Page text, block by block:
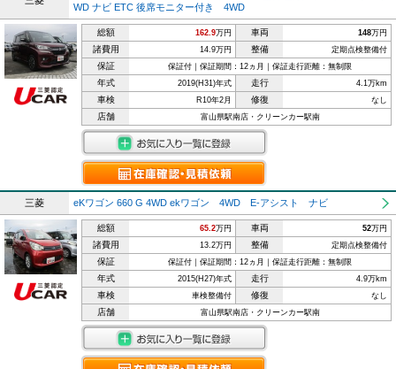
WD ナビ ETC 後席モニター付き 4WD
総額 162.9万円 車両 148万円
諸費用 14.9万円 整備 定期点検整備付
保証 保証付｜保証期間：12ヵ月｜保証走行距離：無制限
年式 2019(H31)年式 走行 4.1万km
車検 R10年2月 修復 なし
店舗 富山県駅南店・クリーンカー駅南
三菱 eKワゴン 660 G 4WD ekワゴン 4WD E-アシスト ナビ
総額 65.2万円 車両 52万円
諸費用 13.2万円 整備 定期点検整備付
保証 保証付｜保証期間：12ヵ月｜保証走行距離：無制限
年式 2015(H27)年式 走行 4.9万km
車検 車検整備付 修復 なし
店舗 富山県駅南店・クリーンカー駅南